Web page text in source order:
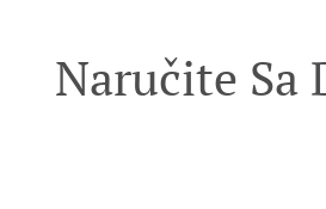
Naručite Sa